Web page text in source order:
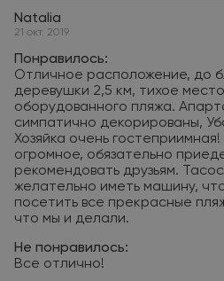
Natalia
21 окт. 2019
Понравилось:
Отличное расположение, до
деревушки 2,5 км, тихое
оборудованного пляжа.
симпатично декорированы,
Хозяйка очень
огромное, обязательно
рекомендовать друзьям.
желательно иметь машину,
посетить все прекрасные
что мы и делали.
Не понравилось:
Все отлично!